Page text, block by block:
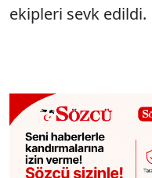
ekipleri sevk edildi.